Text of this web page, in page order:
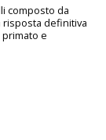
composto da
risposta definitiva
e